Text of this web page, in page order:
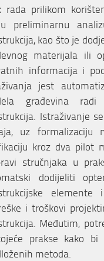
rada prilikom
preliminarnu
kao što je
materijala ili
informacija i
jest
građevina
Istraživanje
uz formalizaciju
kroz dva pilot
stručnjaka u
dodijeliti
i troškovi
Međutim,
prakse kako
metoda.